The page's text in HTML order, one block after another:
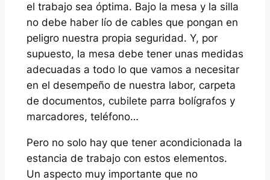
el trabajo sea óptima. Bajo la mesa y la silla
no debe haber lío de cables que pongan en
peligro nuestra propia seguridad. Y, por
supuesto, la mesa debe tener unas medidas
adecuadas a todo lo que vamos a necesitar
en el desempeño de nuestra labor, carpeta
de documentos, cubilete parra bolígrafos y
marcadores, teléfono…
Pero no solo hay que tener acondicionada la
estancia de trabajo con estos elementos.
Un aspecto muy importante que no